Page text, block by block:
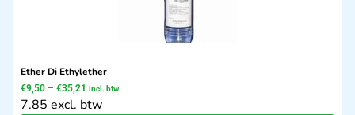
Ether Di Ethylether
€9,50 – €35,21 incl. btw
7.85 excl. btw